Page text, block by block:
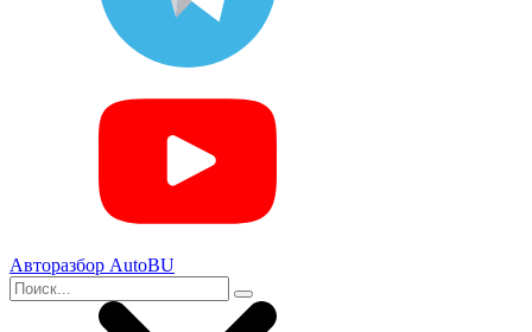
Авторазбор AutoBU